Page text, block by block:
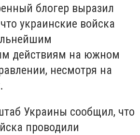
блогер выразил
украинские войска
действиям на южном
несмотря на
Украины сообщил, что
проводили